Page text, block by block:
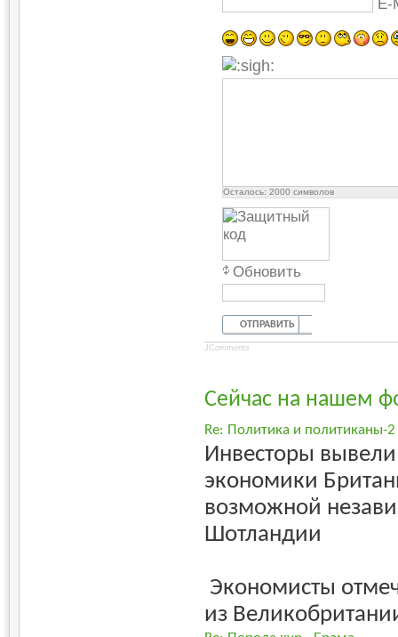
E-
Осталось: 2000 символов
Обновить
ОТПРАВИТЬ
JComments
Сейчас на нашем
Re: Политика и политиканы-2
Инвесторы
экономики
возможной
Шотландии
Экономисты
из